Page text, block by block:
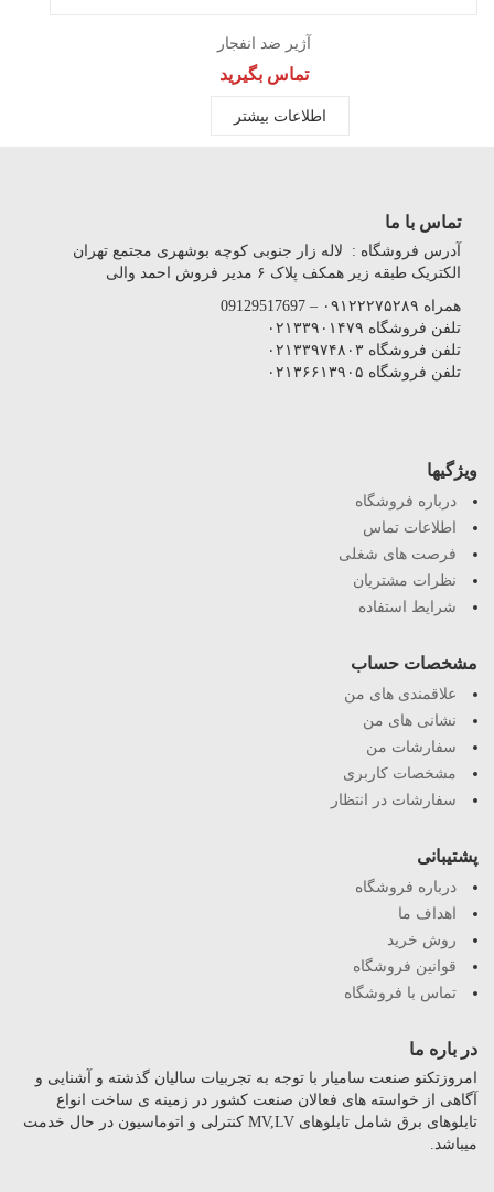
مشاهده سریع
آژیر ضد انفجار
تماس بگیرید
اطلاعات بیشتر
تماس با ما
آدرس فروشگاه : لاله زار جنوبی کوچه بوشهری مجتمع تهران
الکتریک طبقه زیر همکف پلاک ۶ مدیر فروش احمد والی
همراه ۰۹۱۲۲۲۷۵۲۸۹ – 09129517697
تلفن فروشگاه ۰۲۱۳۳۹۰۱۴۷۹
تلفن فروشگاه ۰۲۱۳۳۹۷۴۸۰۳
تلفن فروشگاه ۰۲۱۳۶۶۱۳۹۰۵
ویژگیها
درباره فروشگاه
اطلاعات تماس
فرصت های شغلی
نظرات مشتریان
شرایط استفاده
مشخصات حساب
علاقمندی های من
نشانی های من
سفارشات من
مشخصات کاربری
سفارشات در انتظار
پشتیبانی
درباره فروشگاه
اهداف ما
روش خرید
قوانین فروشگاه
تماس با فروشگاه
در باره ما
امروزتکنو صنعت سامیار با توجه به تجربیات سالیان گذشته و آشنایی و
آگاهی از خواسته های فعالان صنعت کشور در زمینه ی ساخت انواع
تابلوهای برق شامل تابلوهای MV,LV کنترلی و اتوماسیون در حال خدمت
میباشد.